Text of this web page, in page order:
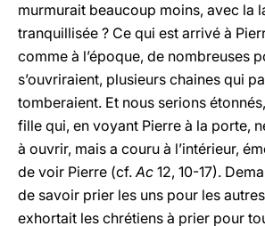
murmurait beaucoup moins, avec la
tranquillisée ? Ce qui est arrivé à
comme à l’époque, de nombreuses
s’ouvriraient, plusieurs chaines qui
tomberaient. Et nous serions
fille qui, en voyant Pierre à la porte,
à ouvrir, mais a couru à l’intérieur,
de voir Pierre (cf.Ac 12, 10-17).
de savoir prier les uns pour les
exhortait les chrétiens à prier pour